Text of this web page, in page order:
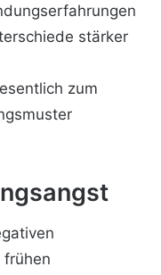
stärker
zum
frühen